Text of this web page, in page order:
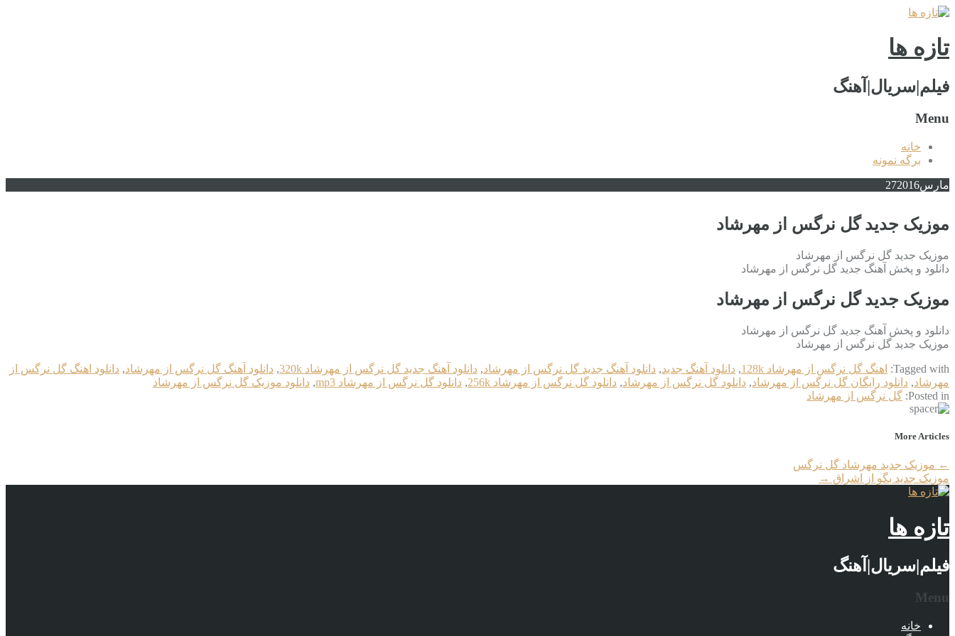
تازه ها
فیلم|سریال|آهنگ
Menu
خانه
برگه نمونه
مارس 272016
موزیک جدید گل نرگس از مهرشاد
موزیک جدید گل نرگس از مهرشاد
دانلود و پخش آهنگ جدید گل نرگس از مهرشاد
موزیک جدید گل نرگس از مهرشاد
دانلود و پخش آهنگ جدید گل نرگس از مهرشاد
موزیک جدید گل نرگس از مهرشاد
Tagged with: اهنگ گل نرگس از مهرشاد 128k , دانلود آهنگ جدید, دانلود آهنگ جدید گل نرگس از مهرشاد, دانلود آهنگ جدید گل نرگس از مهرشاد 320k , دانلود آهنگ گل نرگس از مهرشاد, دانلود اهنگ گل نرگس از
مهرشاد, دانلود رایگان گل نرگس از مهرشاد, دانلود گل نرگس از مهرشاد, دانلود گل نرگس از مهرشاد 256k , دانلود گل نرگس از مهرشاد mp3 , دانلود موزیک گل نرگس از مهرشاد
Posted in: گل نرگس از مهرشاد
More Articles
← موزیک جدید مهرشاد گل نرگس
موزیک جدید بگو از اشراق →
تازه ها
فیلم|سریال|آهنگ
Menu
خانه